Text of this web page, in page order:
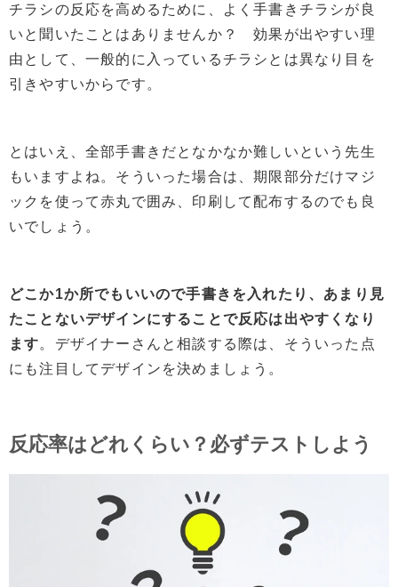
チラシの反応を高めるために、よく手書きチラシが良
いと聞いたことはありませんか？ 効果が出やすい理
由として、一般的に入っているチラシとは異なり目を
引きやすいからです。
とはいえ、全部手書きだとなかなか難しいという先生
もいますよね。そういった場合は、期限部分だけマジ
ックを使って赤丸で囲み、印刷して配布するのでも良
いでしょう。
どこか1か所でもいいので手書きを入れたり、あまり見
たことないデザインにすることで反応は出やすくなり
ます。デザイナーさんと相談する際は、そういった点
にも注目してデザインを決めましょう。
反応率はどれくらい？必ずテストしよう